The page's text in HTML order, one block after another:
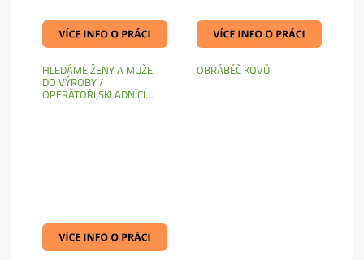
HLEDÁME ŽENY A MUŽE
DO VÝROBY /
OPERÁTOŘI,SKLADNÍCI…
OBRÁBĚČ KOVŮ